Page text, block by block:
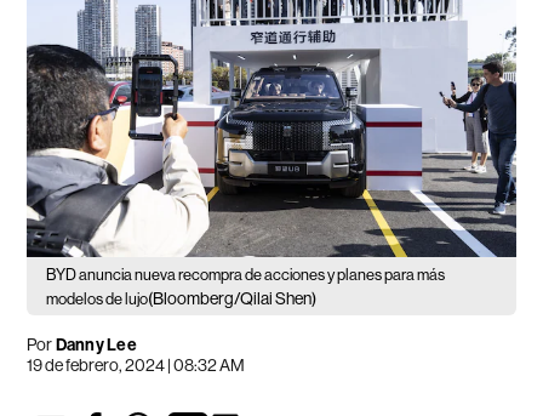
BYD anuncia nueva recompra de acciones y planes para más
modelos de lujo(Bloomberg/Qilai Shen)
PorDanny Lee
19 de febrero, 2024 | 08:32 AM